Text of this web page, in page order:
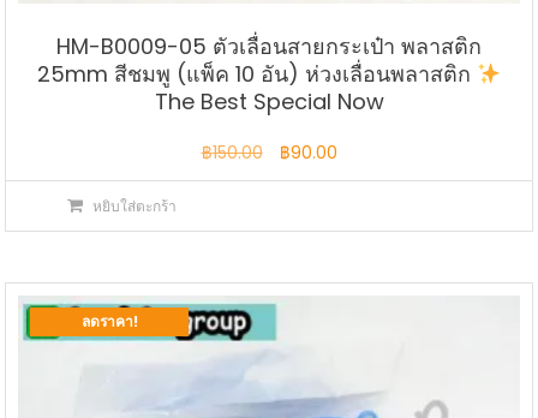
HM-B0009-05 ตัวเลื่อนสายกระเป๋า พลาสติก
25mm สีชมพู (แพ็ค 10 อัน) ห่วงเลื่อนพลาสติก
The Best Special Now
฿150.00
Original
price
฿90.00Current
price
หยิบใส่ตะกร้า
ลดราคา!